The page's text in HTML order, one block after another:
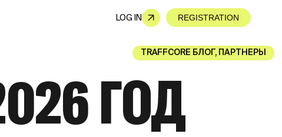
LOG IN REGISTRATION
TRAFFCORE БЛОГ , ПАРТНЕРЫ
ГОД